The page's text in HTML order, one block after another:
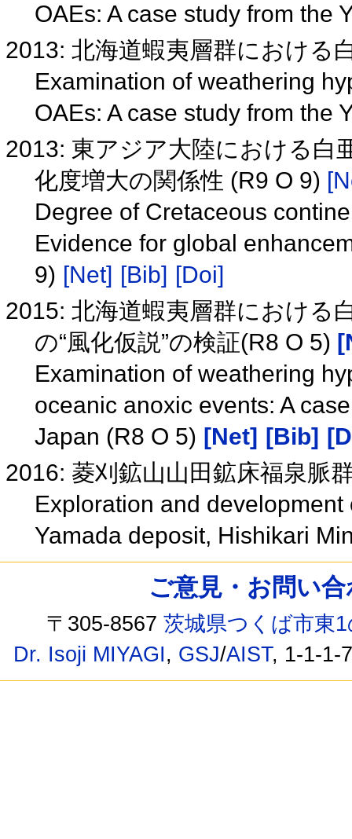
OAEs: A case study from the
2013: 北海道蝦夷層群における
Examination of weathering
OAEs: A case study from the
2013: 東アジア大陸における白
化度増大の関係性 (R9 O 9)
Degree of Cretaceous
Evidence for global
9) [Net] [Bib] [Doi]
2015: 北海道蝦夷層群における
の“風化仮説”の検証(R8 O 5)
Examination of weathering
oceanic anoxic events: A
Japan (R8 O 5) [Net] [Bib]
2016: 菱刈鉱山山田鉱床福泉脈
Exploration and
Yamada deposit, Hishikari
ご意見・お問い
〒305-8567茨城県つくば市東
Dr. Isoji MIYAGI, GSJ/AIST, 1-1-1-